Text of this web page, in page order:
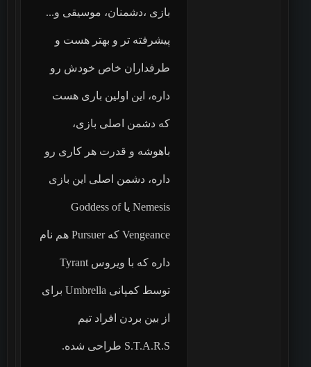
بازی ،دشمنان، موسیقی و...
پیشرفته تر و بهتر هست و
طرفداران خاص خودش رو
داره، این اولین باری هست
که دشمن اصلی بازی،
باهوشه و قدرت هر کاری رو
داره، دشمن اصلی این بازی
Nemesis یا Goddess of
Vengeance که Pursuer هم نام
داره که با ویروس Tyrant
توسط کمپانی Umbrella برای
از بین بردن افراد تیم
S.T.A.R.S طراحی شده.